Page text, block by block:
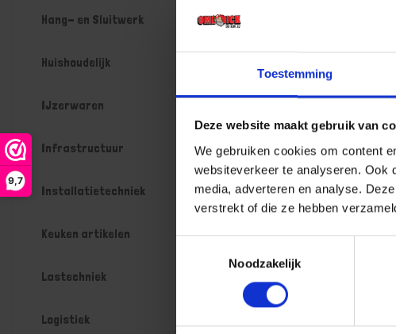
Toestemming
Deze website maakt gebruik van
We gebruiken cookies om content
websiteverkeer te analyseren. Ook
media, adverteren en analyse.
verstrekt of die ze hebben
Noodzakelijk
9,7
Hang- en Sluitwerk
Huishoudelijk
IJzerwaren
Infrastructuur
Installatietechniek
Keuken artikelen
Lastechniek
Logistiek
-
Bestel nu!